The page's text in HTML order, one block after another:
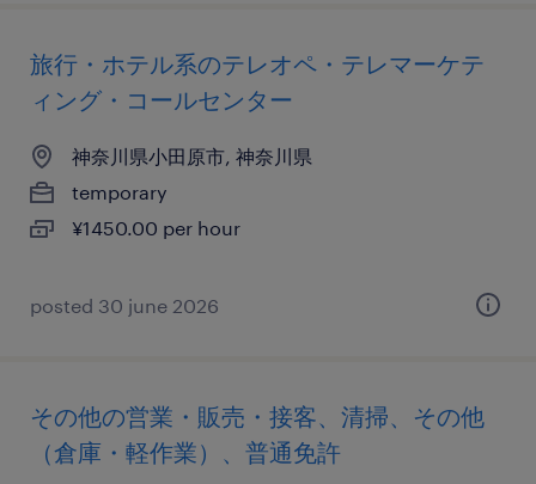
旅行・ホテル系のテレオペ・テレマーケテ
ィング・コールセンター
神奈川県小田原市, 神奈川県
temporary
¥1450.00 per hour
posted 30 june 2026
その他の営業・販売・接客、清掃、その他
（倉庫・軽作業）、普通免許